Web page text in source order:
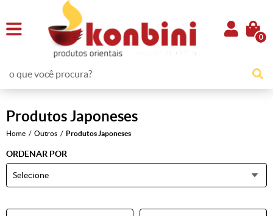
0
Produtos Japoneses
Home Outros Produtos Japoneses
ORDENAR POR
Selecione